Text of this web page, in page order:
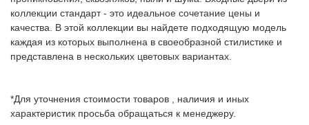
коллекции стандарт - это идеальное сочетание цены и
качества. В этой коллекции вы найдете подходящую модель
каждая из которых выполнена в своеобразной стилистике и
представлена в нескольких цветовых вариантах.
*Для уточнения стоимости товаров , наличия и иных
характеристик просьба обращаться к менеджеру.